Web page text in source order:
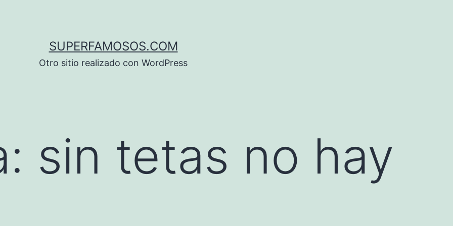
SUPERFAMOSOS.COM
Otro sitio realizado con WordPress
sin tetas no hay